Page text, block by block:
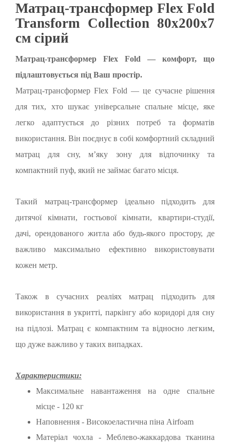
Матрац-трансформер Flex Fold
Transform Collection 80x200х7
см сірий
Матрац-трансформер Flex Fold — комфорт, що
підлаштовується під Ваш простір.
Матрац-трансформер Flex Fold — це сучасне рішення
для тих, хто шукає універсальне спальне місце, яке
легко адаптується до різних потреб та форматів
використання. Він поєднує в собі комфортний складний
матрац для сну, м’яку зону для відпочинку та
компактний пуф, який не займає багато місця.
Такий матрац-трансформер ідеально підходить для
дитячої кімнати, гостьової кімнати, квартири-студії,
дачі, орендованого житла або будь-якого простору, де
важливо максимально ефективно використовувати
кожен метр.
Також в сучасних реаліях матрац підходить для
використання в укритті, паркінгу або коридорі для сну
на підлозі. Матрац є компактним та відносно легким,
що дуже важливо у таких випадках.
Характеристики:
Максимальне навантаження на одне спальне
місце - 120 кг
Наповнення - Високоеластична піна Airfoam
Матеріал чохла - Меблево-жаккардова тканина